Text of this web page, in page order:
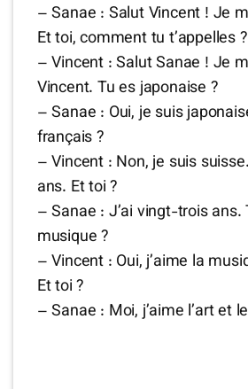
– Sanae : Salut Vincent ! Je
Et toi, comment tu t’appelles ?
– Vincent : Salut Sanae ! Je
Vincent. Tu es japonaise ?
– Sanae : Oui, je suis
français ?
– Vincent : Non, je suis
ans. Et toi ?
– Sanae : J’ai vingt-trois ans.
musique ?
– Vincent : Oui, j’aime la
Et toi ?
– Sanae : Moi, j’aime l’art et